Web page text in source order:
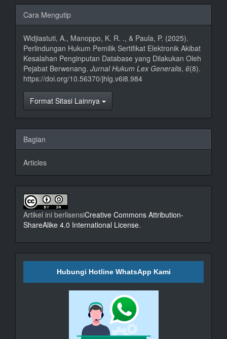
Rincian
Artikel
Cara Mengutip
Widjiastuti, A., Manoppo, K. R. ., & Paula, P. (2025).
Perlindungan Hukum Pemilik Sertifikat Elektronik Akibat
Kesalahan Penginputan Database yang Dilakukan Oleh
Pejabat Berwenang. Jurnal Hukum Lex Generalis, 6(8).
https://doi.org/10.56370/jhlg.v6i8.984
Format Sitasi Lainnya
Bagian
Articles
Artikel ini berlisensiCreative Commons Attribution-
ShareAlike 4.0 International License.
Hubungi Hotline WhatsApp Kami